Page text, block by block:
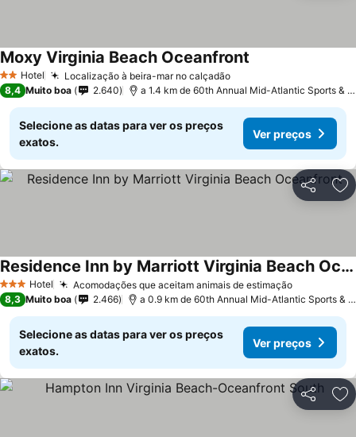
2 Estrelas
Hotel Localização à beira-mar no calçadão
Moxy Virginia Beach Oceanfront
8,4 Muito boa 2.640 a 1.4 km de 60th Annual Mid-Atlantic Sports & Boat Show
Selecione as datas para ver os preços
exatos.
Ver preços
Partilhar
3 EstrelasHotel Acomodações que aceitam animais de estimação
Residence Inn by Marriott Virginia Beach Oceanfront
8,3 Muito boa 2.466 a 0.9 km de 60th Annual Mid-Atlantic Sports & Boat Show
Selecione as datas para ver os preços
exatos.
Ver preços
Partilhar